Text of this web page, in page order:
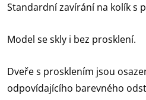
Standardní zavírání na kolík s
Model se skly i bez prosklení.
Dveře s prosklením jsou
odpovídajícího barevného